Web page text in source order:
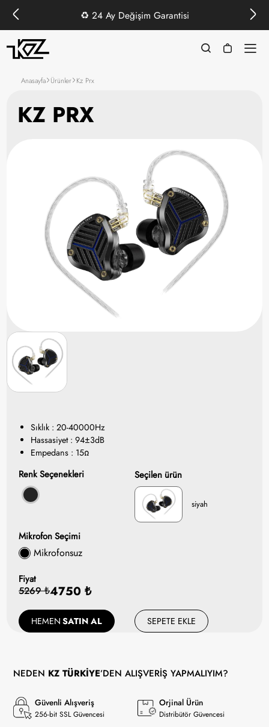
♻️ 24 Ay Değişim Garantisi
Anasayfa Ürünler Kz Prx
KZ PRX
Sıklık : 20-40000Hz
Hassasiyet : 94±3dB
Empedans : 15Ω
Renk Seçenekleri Seçilen ürün
siyah
Mikrofon Seçimi
Mikrofonsuz
Fiyat
5269 ₺4750 ₺
HEMEN SATIN AL SEPETE EKLE
NEDEN KZ TÜRKİYE’DEN ALIŞVERİŞ YAPMALIYIM?
Güvenli Alışveriş
256-bit SSL Güvencesi
Orjinal Ürün
Distribütör Güvencesi